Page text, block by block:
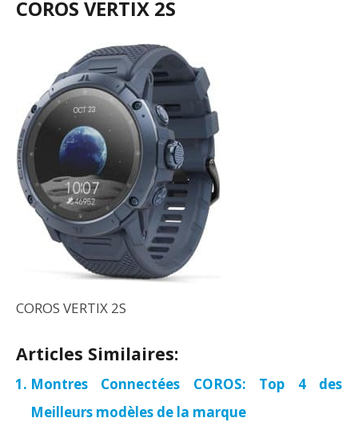
COROS VERTIX 2S
COROS VERTIX 2S
Articles Similaires:
Montres Connectées COROS: Top 4 des
Meilleurs modèles de la marque